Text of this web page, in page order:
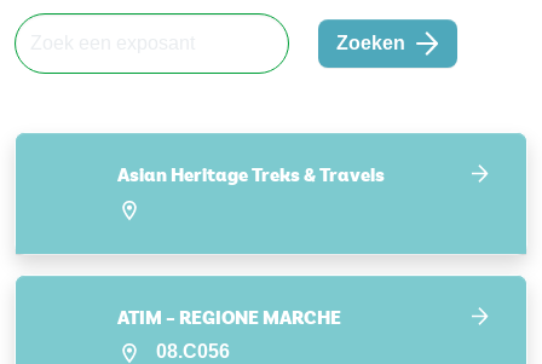
Zoeken
Asian Heritage Treks & Travels
ATIM – REGIONE MARCHE
08.C056